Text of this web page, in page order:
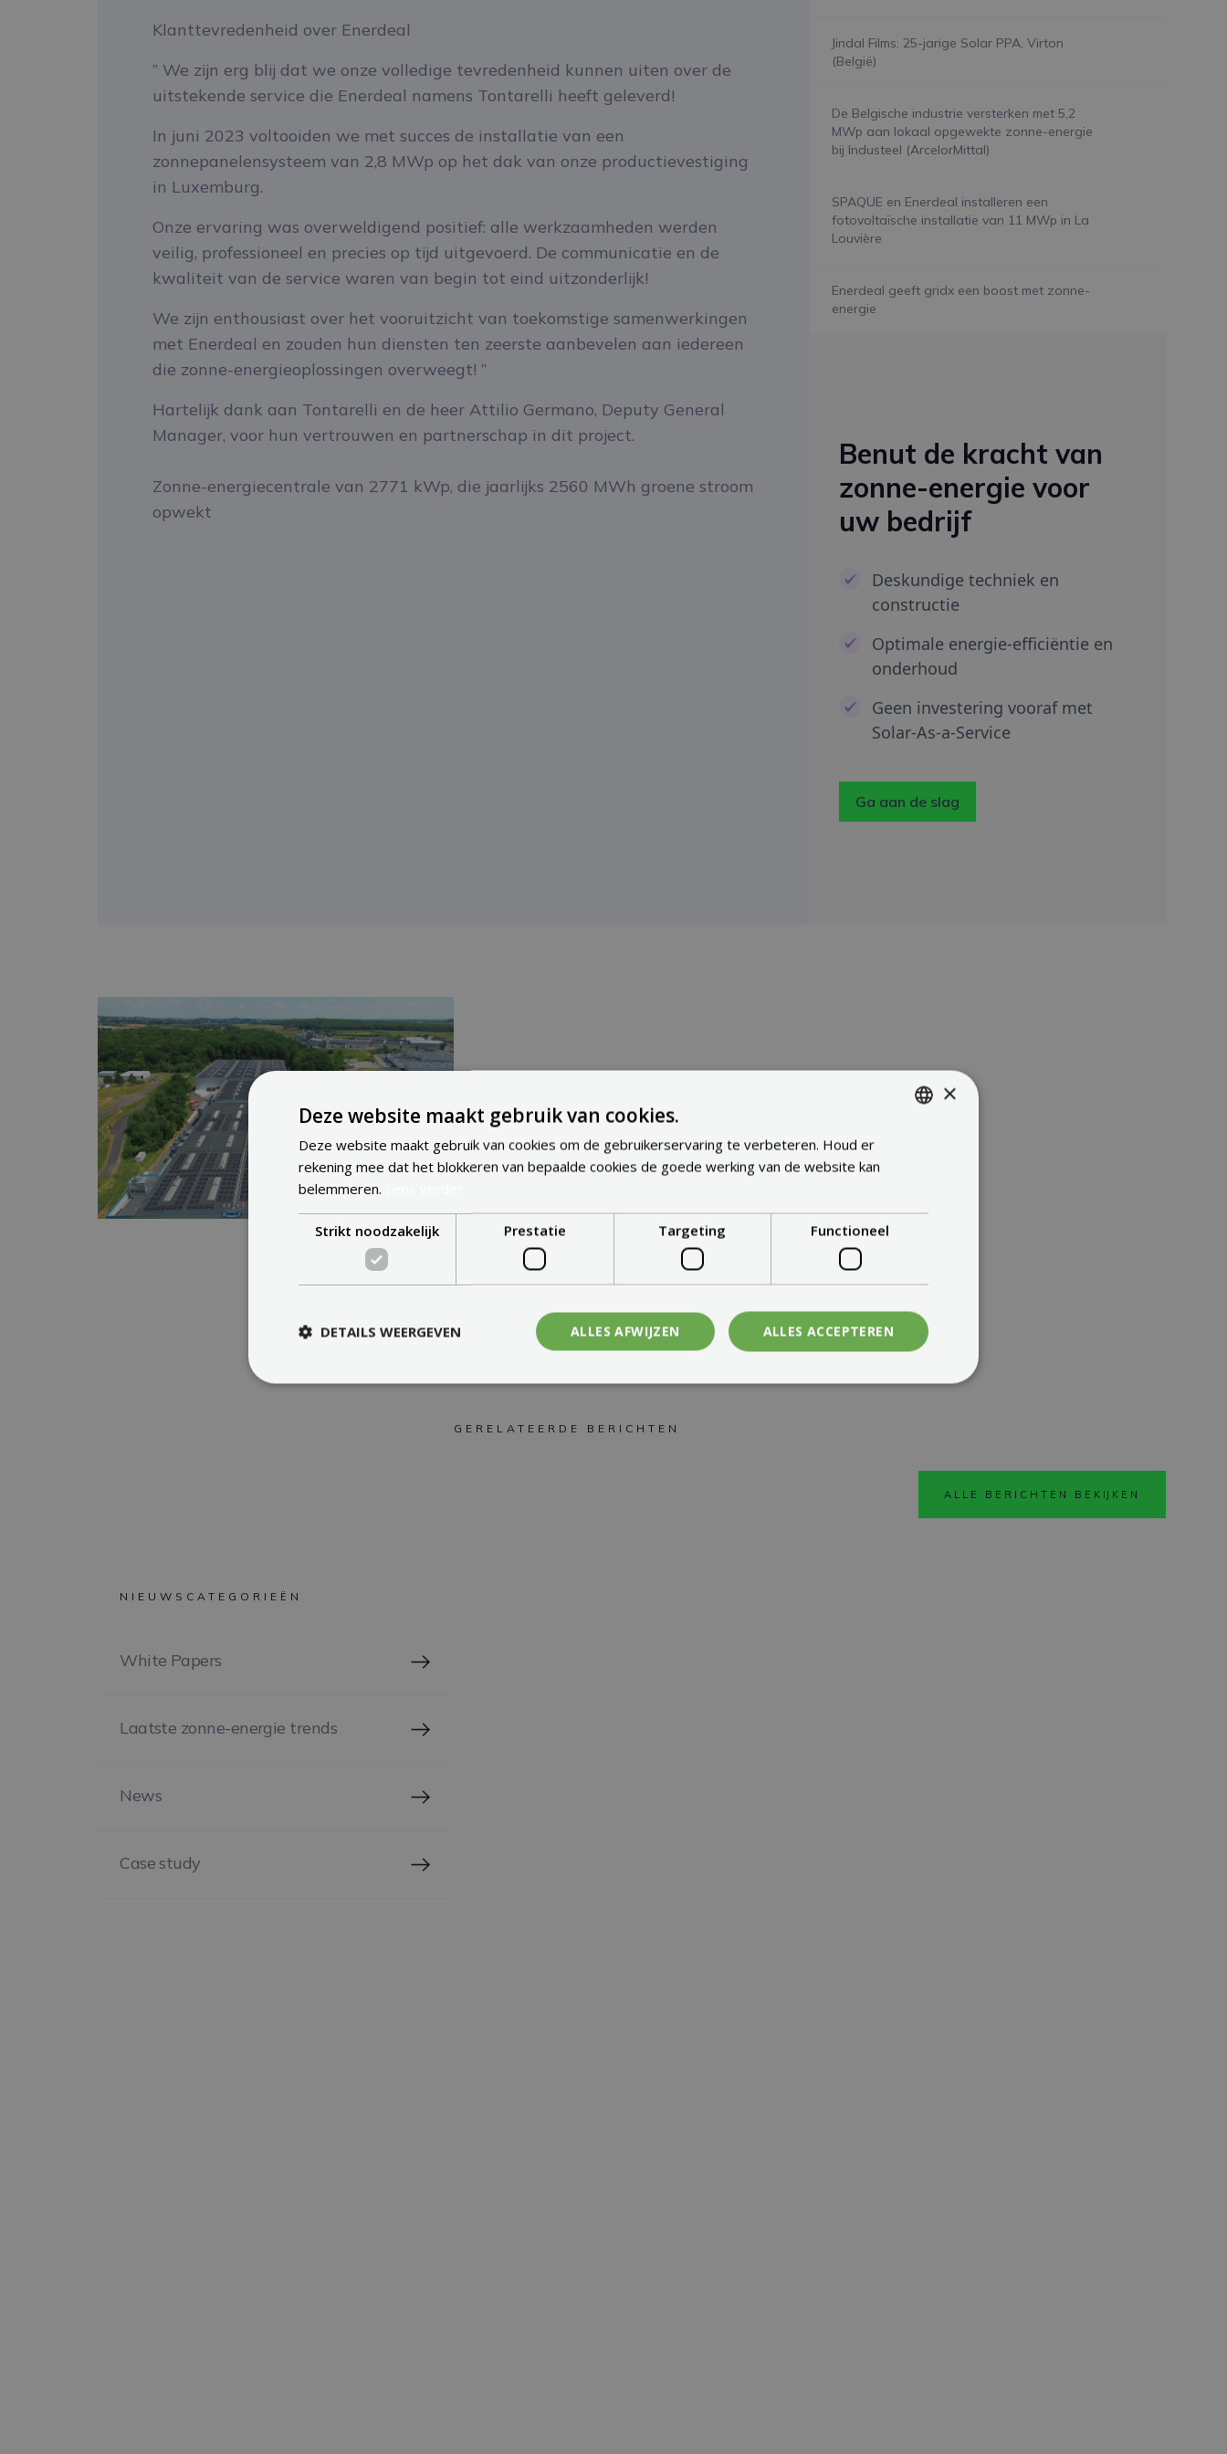
Klanttevredenheid over Enerdeal
” We zijn erg blij dat we onze volledige tevredenheid kunnen uiten over de
uitstekende service die Enerdeal namens Tontarelli heeft geleverd!
In juni 2023 voltooiden we met succes de installatie van een
zonnepanelensysteem van 2,8 MWp op het dak van onze productievestiging
in Luxemburg.
Onze ervaring was overweldigend positief: alle werkzaamheden werden
veilig, professioneel en precies op tijd uitgevoerd. De communicatie en de
kwaliteit van de service waren van begin tot eind uitzonderlijk!
We zijn enthousiast over het vooruitzicht van toekomstige samenwerkingen
met Enerdeal en zouden hun diensten ten zeerste aanbevelen aan iedereen
die zonne-energieoplossingen overweegt! ”
Hartelijk dank aan Tontarelli en de heer Attilio Germano, Deputy General
Manager, voor hun vertrouwen en partnerschap in dit project.
Zonne-energiecentrale van 2771 kWp, die jaarlijks 2560 MWh groene stroom
opwekt
Jindal Films: 25-jarige Solar PPA, Virton
(België)
De Belgische industrie versterken met 5,2
MWp aan lokaal opgewekte zonne-energie
bij Industeel (ArcelorMittal)
SPAQUE en Enerdeal installeren een
fotovoltaïsche installatie van 11 MWp in La
Louvière
Enerdeal geeft gridx een boost met zonne-
energie
Benut de kracht van
zonne-energie voor
uw bedrijf
Deskundige techniek en
constructie
Optimale energie-efficiëntie en
onderhoud
Geen investering vooraf met
Solar-As-a-Service
Ga aan de slag
GERELATEERDE BERICHTEN
ALLE BERICHTEN BEKIJKEN
NIEUWSCATEGORIEËN
White Papers
Laatste zonne-energie trends
News
Case study
×
Deze website maakt gebruik van cookies.
Deze website maakt gebruik van cookies om de gebruikerservaring te verbeteren. Houd er
rekening mee dat het blokkeren van bepaalde cookies de goede werking van de website kan
belemmeren.
Strikt noodzakelijk Prestatie Targeting Functioneel
ALLES ACCEPTEREN
ALLES AFWIJZEN
DETAILS WEERGEVEN